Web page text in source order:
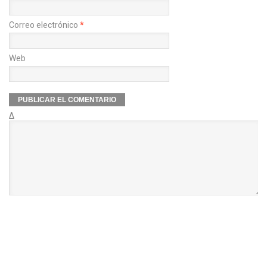
Correo electrónico *
Web
Δ